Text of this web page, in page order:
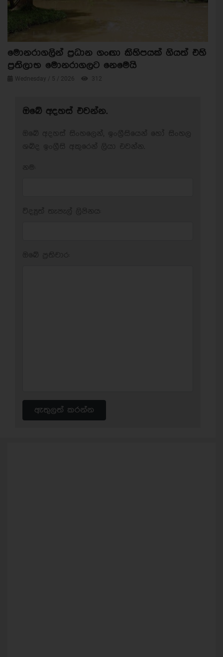
මොනරාගලින් ප්‍රධාන ගංඟා කිහිපයක් ගියත් එහි
ප්‍රතිලාභ මොනරාගලට නෙමෙයි
Wednesday / 5 / 2026 312
ඔබේ අදහස් එවන්න.
ඇතුලත් කරන්න